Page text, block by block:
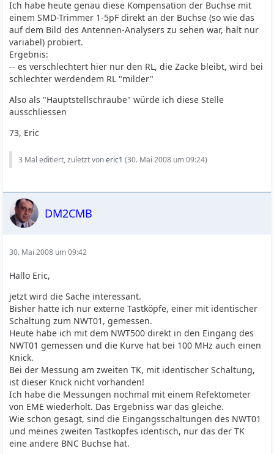
Ich habe heute genau diese Kompensation der Buchse mit
einem SMD-Trimmer 1-5pF direkt an der Buchse (so wie das
auf dem Bild des Antennen-Analysers zu sehen war, halt nur
variabel) probiert.
Ergebnis:
-- es verschlechtert hier nur den RL, die Zacke bleibt, wird bei
schlechter werdendem RL "milder"
Also als "Hauptstellschraube" würde ich diese Stelle
ausschliessen
73, Eric
3 Mal editiert, zuletzt voneric1 (30. Mai 2008 um 09:24)
DM2CMB
30. Mai 2008 um 09:42
Hallo Eric,
jetzt wird die Sache interessant.
Bisher hatte ich nur externe Tastköpfe, einer mit identischer
Schaltung zum NWT01, gemessen.
Heute habe ich mit dem NWT500 direkt in den Eingang des
NWT01 gemessen und die Kurve hat bei 100 MHz auch einen
Knick.
Bei der Messung am zweiten TK, mit identischer Schaltung,
ist dieser Knick nicht vorhanden!
Ich habe die Messungen nochmal mit einem Refektometer
von EME wiederholt. Das Ergebniss war das gleiche.
Wie schon gesagt, sind die Eingangsschaltungen des NWT01
und meines zweiten Tastkopfes identisch, nur das der TK
eine andere BNC Buchse hat.